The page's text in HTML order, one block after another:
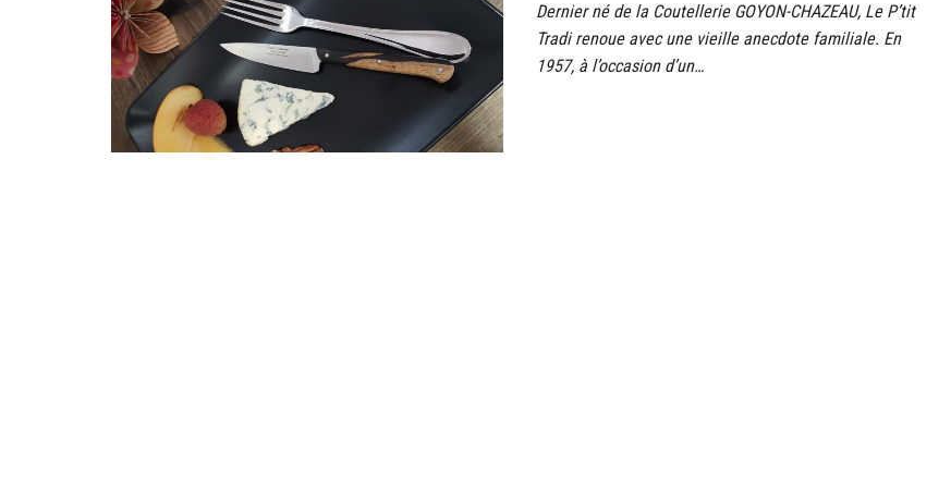
Dernier né de la Coutellerie GOYON-CHAZEAU, Le P’tit
Tradi renoue avec une vieille anecdote familiale. En
1957, à l’occasion d’un…